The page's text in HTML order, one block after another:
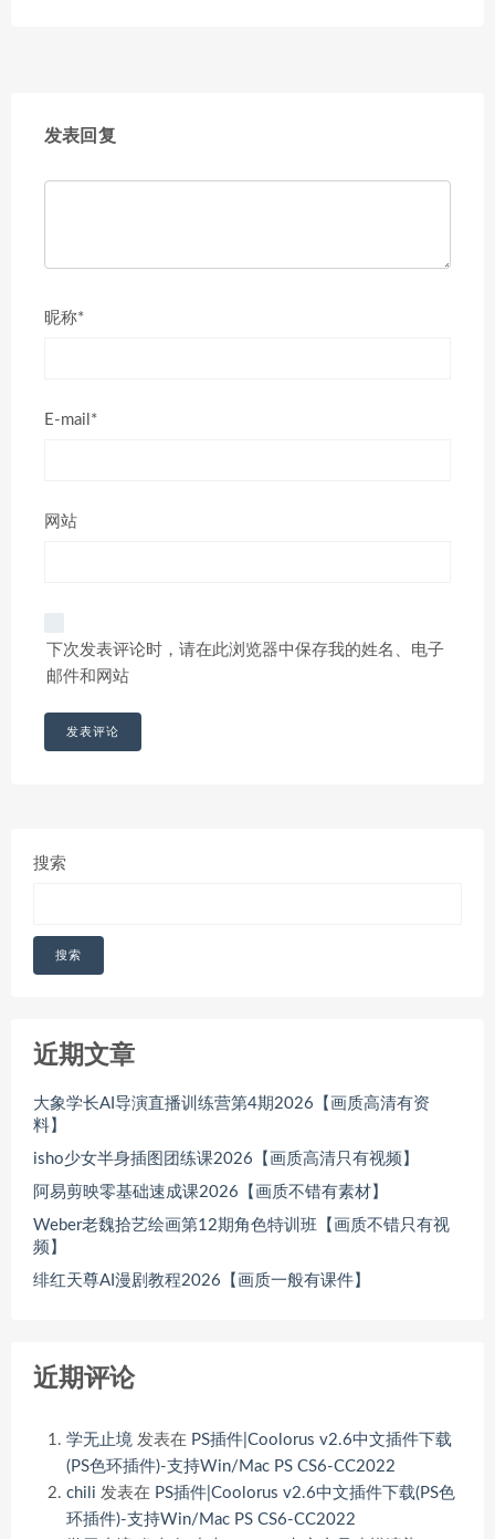
发表回复
昵称*
E-mail*
网站
下次发表评论时，请在此浏览器中保存我的姓名、电子
邮件和网站
搜索
搜索
近期文章
大象学长AI导演直播训练营第4期2026【画质高清有资
料】
isho少女半身插图团练课2026【画质高清只有视频】
阿易剪映零基础速成课2026【画质不错有素材】
Weber老魏拾艺绘画第12期角色特训班【画质不错只有视
频】
绯红天尊AI漫剧教程2026【画质一般有课件】
近期评论
学无止境 发表在 PS插件|Coolorus v2.6中文插件下载
(PS色环插件)-支持Win/Mac PS CS6-CC2022
chili 发表在 PS插件|Coolorus v2.6中文插件下载(PS色
环插件)-支持Win/Mac PS CS6-CC2022